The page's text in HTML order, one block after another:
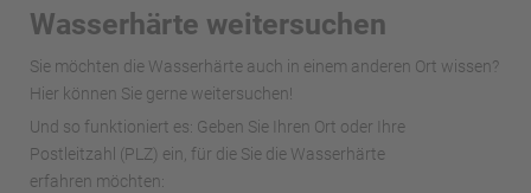
Wasserhärte weitersuchen
Sie möchten die Wasserhärte auch in einem anderen Ort wissen?
Hier können Sie gerne weitersuchen!
Und so funktioniert es: Geben Sie Ihren Ort oder Ihre
Postleitzahl (PLZ) ein, für die Sie die Wasserhärte
erfahren möchten: